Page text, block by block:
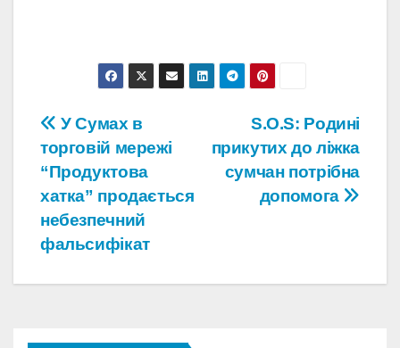
Навігація
записів
S.O.S: Родині
прикутих до ліжка
сумчан потрібна
допомога
У Сумах в
торговій мережі
“Продуктова
хатка” продається
небезпечний
фальсифікат